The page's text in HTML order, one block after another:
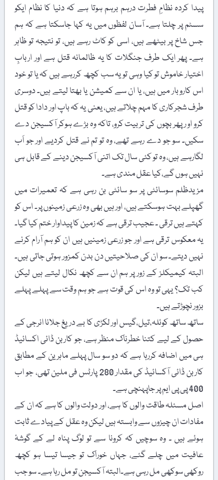
پیدا کردہ نظامِ فطرت درہم برہم ہوتا ہے کہ دنیا کا نظام ایکو
سسٹم پر چلتا ہے۔ آسان لفظوں میں یہ کہا جاسکتا ہے کہ ہم
جس شاخ پر بیٹھے ہیں، اسی کو کاٹ رہے ہیں، تو نتیجہ تو ظاہر
ہے۔ پھر ایک طرف جنگلات کا یہ ظالمانہ قتل ہے اور اربابِ
اختیار خاموش تو کیا وہی تو یہ سب کچھ کررہے ہیں کہ یا تو خود
اس کاروبار میں ہیں، یا ان سے کمیشن یا بھتا لیتے ہیں۔ دوسری
طرف شجرکاری کا مہم چلاتے ہیں، یعنی یہ کہ باپ اور دادا کو قتل
کرو او رپھر بچوں کی تربیت کرو، تاکہ وہ بڑے ہوکر آکسیجن دے
سکیں۔ سو جو دے رہے تھے، وہ تو تم نے قتل کردیے اور جو اَب
لگارہے ہیں، وہ تو کئی سال تک اتنی آکسیجن دینے کے قابل ہی
نہیں ہوں گے،کیا عقل مندی ہے۔
مزیدظلم سوسائٹی پر سو سائٹی بن رہی ہے کہ تعمیرات میں
گھپلے بہت ہوسکتے ہیں، اور ہیں بھی وہ زرعی زمینوں پر۔ اس کو
کہتے ہیں ترقی ۔ عجیب ترقی ہے کہ زمین کا پیداوار ختم کیا گیا۔
یہ معکوس ترقی ہے اور جو زرعی زمینیں ہیں ان کو ہم آرام کرنے
نہیں دیتے۔ سو ان کی صلاحیتیں دن بدن کمزور ہوتی جاتی ہیں۔
البتہ کیمیکلز کے زور پر ہم ان سے کچھ نکال لیتے ہیں لیکن
کب تک؟ یہی تو وہ اس کی قوت ہے جو ہم وقت سے پہلے پہلے
بزور نچوڑتے ہیں۔
ساتھ ساتھ کوئلہ،تیل،گیس اور لکڑی کا بے دریغ جلانا انرجی کے
حصول کے لیے کتنا خطرناک منظر ہے، جو کاربن ڈائی اکسائیڈ
ہی میں اضافہ کررہا ہے کہ دو سو سال پہلے ماہرین کے مطابق
کاربن ڈائی آکسائیڈ کی مقدار 280 پارٹس فی ملین تھی، جو اب
400 پی پی ایم پر جاپہنچی ہے۔
اصل مسئلہ طاقت والوں کا ہے، اور دولت والوں کا ہے کہ ان کے
مفادات ان چیزوں سے وابستہ ہیں لیکن وہ عقل کے پیادے ثابت
ہوئے ہیں ۔ وہ سوچیں کہ کرونا سے تو لوگ پناہ لے کے گوشۂ
عافیت میں چلے گئے، جہاں خوراک تو جیسا تیسا ہو کچھ
روکھی سوکھی مل رہی ہے۔البتہ آکسیجن تو مل رہا ہے۔ سو جب